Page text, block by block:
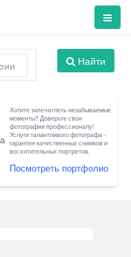
Найти
Хотите запечатлеть незабываемые
моменты? Доверьте свои
фотографии профессионалу!
Услуги талантливого фотографа -
гарантия качественных снимков и
восхитительных портретов.
Посмотреть портфолио